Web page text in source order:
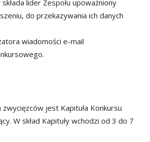
lider Zespołu upoważniony
do przekazywania ich danych
wiadomości e-mail
jest Kapituła Konkursu
W skład Kapituły wchodzi od 3 do 7